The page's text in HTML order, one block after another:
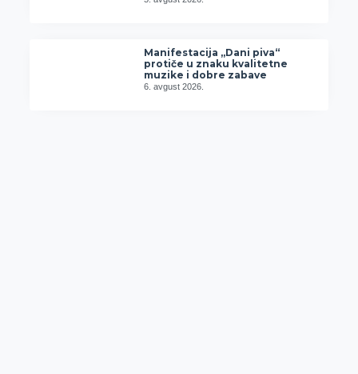
Manifestacija „Dani piva“
protiče u znaku kvalitetne
muzike i dobre zabave
6. avgust 2026.